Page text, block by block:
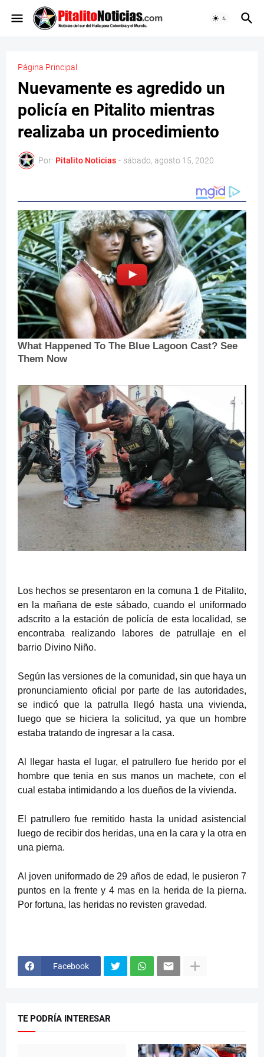
Página Principal
Nuevamente es agredido un
policía en Pitalito mientras
realizaba un procedimiento
Por: Pitalito Noticias - sábado, agosto 15, 2020
Los hechos se presentaron en la comuna 1 de Pitalito,
en la mañana de este sábado, cuando el uniformado
adscrito a la estación de policía de esta localidad, se
encontraba realizando labores de patrullaje en el
barrio Divino Niño.
Según las versiones de la comunidad, sin que haya un
pronunciamiento oficial por parte de las autoridades,
se indicó que la patrulla llegó hasta una vivienda,
luego que se hiciera la solicitud, ya que un hombre
estaba tratando de ingresar a la casa.
Al llegar hasta el lugar, el patrullero fue herido por el
hombre que tenia en sus manos un machete, con el
cual estaba intimidando a los dueños de la vivienda.
El patrullero fue remitido hasta la unidad asistencial
luego de recibir dos heridas, una en la cara y la otra en
una pierna.
Al joven uniformado de 29 años de edad, le pusieron 7
puntos en la frente y 4 mas en la herida de la pierna.
Por fortuna, las heridas no revisten gravedad.
Facebook
TE PODRÍA INTERESAR